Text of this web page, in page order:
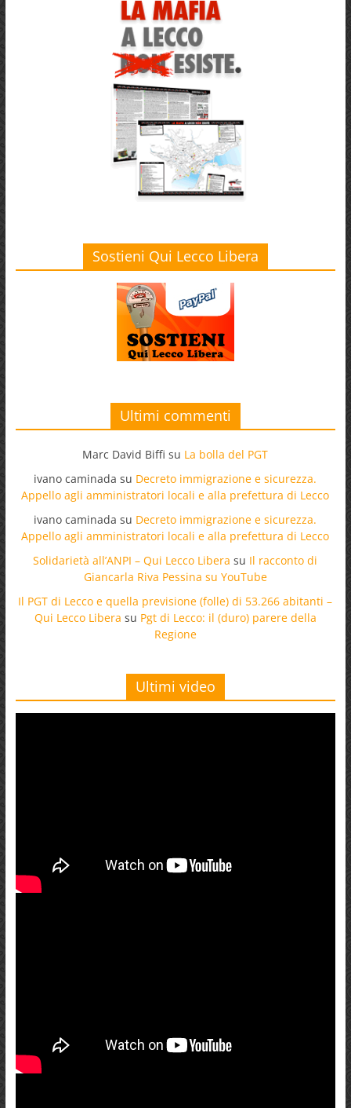
Sostieni Qui Lecco Libera
Ultimi commenti
Marc David Biffi su La bolla del PGT
ivano caminada su Decreto immigrazione e sicurezza.
Appello agli amministratori locali e alla prefettura di Lecco
ivano caminada su Decreto immigrazione e sicurezza.
Appello agli amministratori locali e alla prefettura di Lecco
Solidarietà all’ANPI – Qui Lecco Libera su Il racconto di
Giancarla Riva Pessina su YouTube
Il PGT di Lecco e quella previsione (folle) di 53.266 abitanti –
Qui Lecco Libera su Pgt di Lecco: il (duro) parere della
Regione
Ultimi video